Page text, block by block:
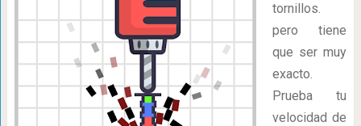
tornillos.
pero tiene
que ser muy
exacto.
Prueba tu
velocidad de